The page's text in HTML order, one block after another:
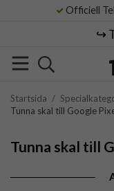
Officiell
↪️
Startsida /
Tunna skal till Google
Tunna skal till